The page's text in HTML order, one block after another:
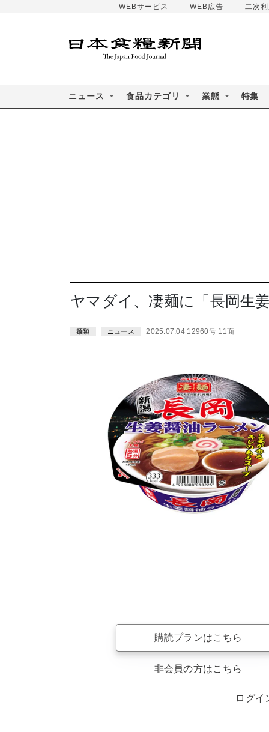
WEBサービス WEB広告 二次
ニュース 食品カテゴリ 業態 特集
ヤマダイ、凄麺に「長岡生
麺類 ニュース 2025.07.04 12960号 11面
購読プランはこちら
非会員の方はこちら
ログイ